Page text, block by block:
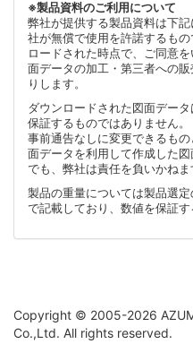
※製品資料のご利用について
弊社が提供する製品資料は下
社が無償で使用を許諾するも
ロードされた時点で、ご同意
面データの加工・第三者への
りします。
ダウンロードされた図面デー
保証するものではありません
事前通告なしに変更できるも
面データを利用して作成した
でも、弊社は責任を負いかねま
製品の重量については製品選
で記載しており、数値を保証す
Copyright © 2005-2026
Co.,Ltd. All rights reserved.